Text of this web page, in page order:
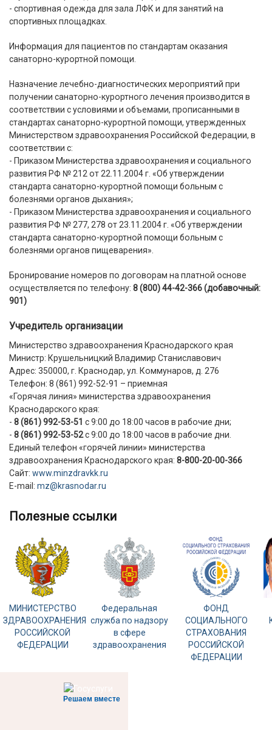
- спортивная одежда для зала ЛФК и для занятий на
спортивных площадках.
Информация для пациентов по стандартам оказания
санаторно-курортной помощи.
Назначение лечебно-диагностических мероприятий при
получении санаторно-курортного лечения производится в
соответствии с условиями и объемами, прописанными в
стандартах санаторно-курортной помощи, утвержденных
Министерством здравоохранения Российской Федерации, в
соответствии с:
- Приказом Министерства здравоохранения и социального
развития РФ № 212 от 22.11.2004 г. «Об утверждении
стандарта санаторно-курортной помощи больным с
болезнями органов дыхания»;
- Приказом Министерства здравоохранения и социального
развития РФ № 277, 278 от 23.11.2004 г. «Об утверждении
стандарта санаторно-курортной помощи больным с
болезнями органов пищеварения».
Бронирование номеров по договорам на платной основе
осуществляется по телефону: 8 (800) 44-42-366 (добавочный:
901)
Учредитель организации
Министерство здравоохранения Краснодарского края
Министр: Крушельницкий Владимир Станиславович
Адрес: 350000, г. Краснодар, ул. Коммунаров, д. 276
Телефон: 8 (861) 992-52-91 – приемная
«Горячая линия» министерства здравоохранения
Краснодарского края:
- 8 (861) 992-53-51 с 9:00 до 18:00 часов в рабочие дни;
- 8 (861) 992-53-52с 9:00 до 18:00 часов в рабочие дни.
Единый телефон «горячей линии» министерства
здравоохранения Краснодарского края: 8-800-20-00-366
Сайт: www.minzdravkk.ru
E-mail: mz@krasnodar.ru
полезные ссылки
МИНИСТЕРСТВО
ЗДРАВООХРАНЕНИЯ
РОССИЙСКОЙ
ФЕДЕРАЦИИ
Федеральная
служба по надзору
в сфере
здравоохранения
ФОНД
СОЦИАЛЬНОГО
СТРАХОВАНИЯ
РОССИЙСКОЙ
ФЕДЕРАЦИИ
Решаем вместе